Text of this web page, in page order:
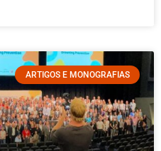
ARTIGOS E MONOGRAFIAS